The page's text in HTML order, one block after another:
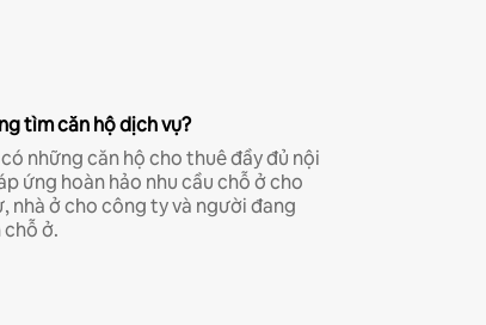
tìm căn hộ dịch vụ?
những căn hộ cho thuê đầy đủ nội
ứng hoàn hảo nhu cầu chỗ ở cho
nhà ở cho công ty và người đang
chỗ ở.